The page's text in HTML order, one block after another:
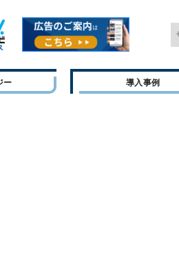
ー 導入事例